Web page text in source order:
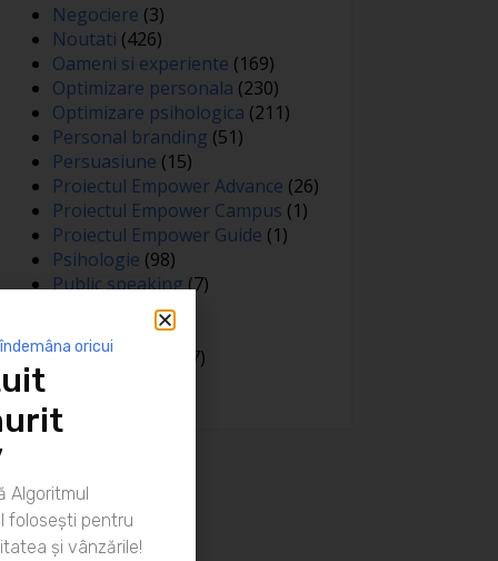
Negociere (3)
Noutati (426)
Oameni si experiente (169)
Optimizare personala (230)
Optimizare psihologica (211)
Personal branding (51)
Persuasiune (15)
Proiectul Empower Advance (26)
Proiectul Empower Campus (1)
Proiectul Empower Guide (1)
Psihologie (98)
Public speaking(7)
(81)
Spiritualitate
(127)
oricui
Algoritmul
folosești pentru
și vânzările!